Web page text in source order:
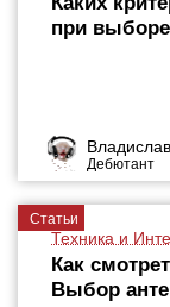
при выборе
Дебютант
Статьи
Техника и
Как
Выбор